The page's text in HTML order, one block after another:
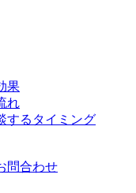
果
れ
するタイミング
問合わせ